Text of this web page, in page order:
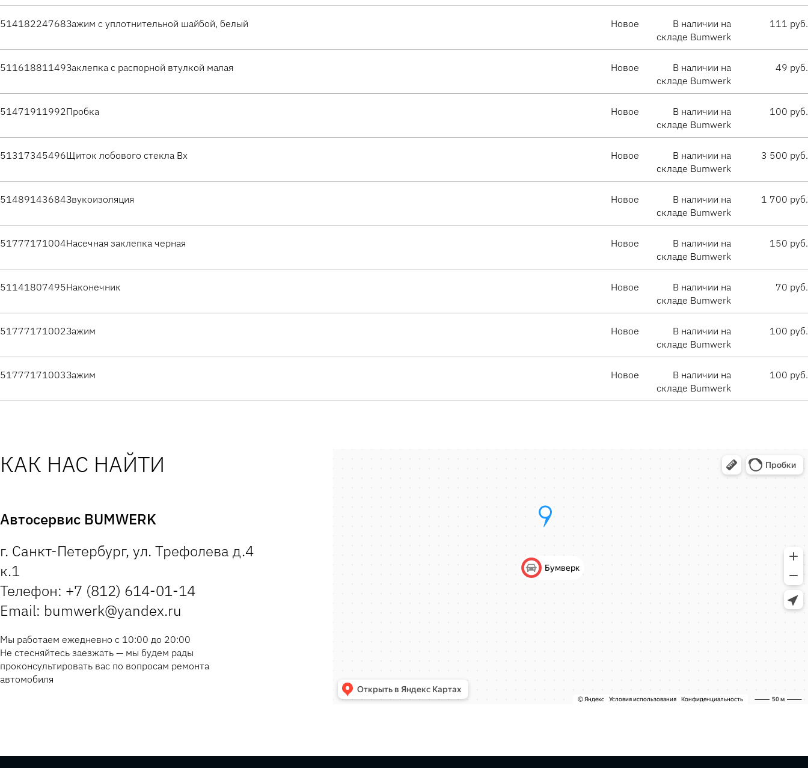
51418224768Зажим с уплотнительной шайбой, белый Новое
В наличии на
складе Bumwerk
111 руб.
51161881149Заклепка с распорной втулкой малая Новое
В наличии на
складе Bumwerk
49 руб.
51471911992Пробка Новое
В наличии на
складе Bumwerk
100 руб.
51317345496Щиток лобового стекла Вх Новое
В наличии на
складе Bumwerk
3 500 руб.
51489143684Звукоизоляция Новое
В наличии на
складе Bumwerk
1 700 руб.
51777171004Насечная заклепка черная Новое
В наличии на
складе Bumwerk
150 руб.
51141807495Наконечник Новое
В наличии на
складе Bumwerk
70 руб.
51777171002Зажим Новое
В наличии на
складе Bumwerk
100 руб.
51777171003Зажим Новое
В наличии на
складе Bumwerk
100 руб.
КАК НАС НАЙТИ
Автосервис BUMWERK
г. Санкт-Петербург, ул. Трефолева д.4
к.1
Телефон: +7 (812) 614-01-14
Email: bumwerk@yandex.ru
Мы работаем ежедневно с 10:00 до 20:00
Не стесняйтесь заезжать — мы будем рады
проконсультировать вас по вопросам ремонта
автомобиля